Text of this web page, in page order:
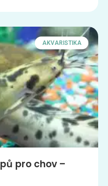
AKVARISTIKA
pro chov –